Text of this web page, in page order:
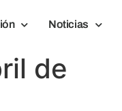
Noticias
de